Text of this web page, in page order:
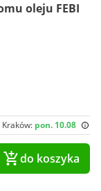
oleju FEBI
Kraków: pon. 10.08
do koszyka